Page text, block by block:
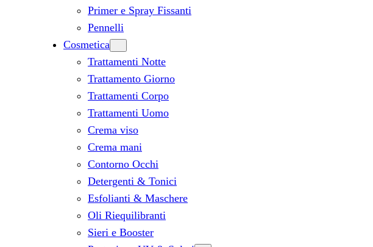
Primer e Spray Fissanti
Pennelli
Cosmetica
Trattamenti Notte
Trattamento Giorno
Trattamenti Corpo
Trattamenti Uomo
Crema viso
Crema mani
Contorno Occhi
Detergenti & Tonici
Esfolianti & Maschere
Oli Riequilibranti
Sieri e Booster